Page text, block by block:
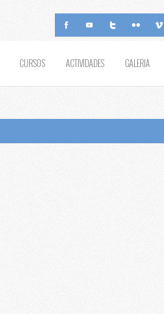
CURSOS ACTIVIDADES GALERIA